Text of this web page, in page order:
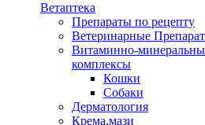
Ветаптека
Препараты по рецепту
Ветеринарные
Витаминно-
комплексы
Кошки
Собаки
Дерматология
Крема,мази